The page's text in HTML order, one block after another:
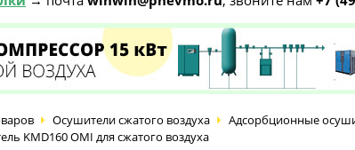
Осушители сжатого воздуха
Адсорбционные
KMD160 OMI для сжатого воздуха